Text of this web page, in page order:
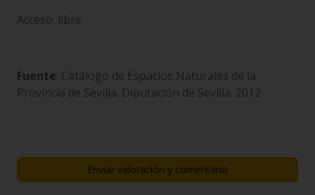
Acceso: libre
Fuente: Catálogo de Espacios Naturales de la
Provincia de Sevilla. Diputación de Sevilla. 2012
Enviar valoración y comentario